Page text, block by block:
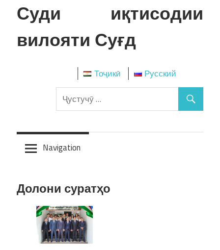
Skip
to
Суди иқтисодии
вилояти Суғд
Тоҷикӣ Русский
Navigation
Долони суратҳо